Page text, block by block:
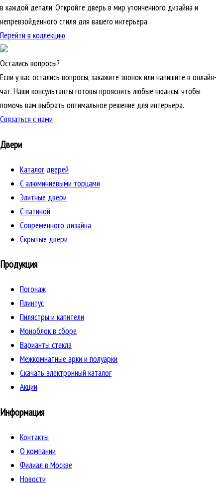
в каждой детали. Откройте дверь в мир утонченного дизайна и
непревзойденного стиля для вашего интерьера.
Перейти в коллекцию
Остались вопросы?
Если у вас остались вопросы, закажите звонок или напишите в онлайн-
чат. Наши консультанты готовы прояснить любые нюансы, чтобы
помочь вам выбрать оптимальное решение для интерьера.
Связаться с нами
Двери
Каталог дверей
C алюминиевыми торцами
Элитные двери
C патиной
Cовременного дизайна
Скрытые двери
Продукция
Погонаж
Плинтус
Пилястры и капители
Моноблок в сборе
Варианты стекла
Межкомнатные арки и полуарки
Скачать электронный каталог
Акции
Информация
Контакты
О компании
Филиал в Москве
Новости